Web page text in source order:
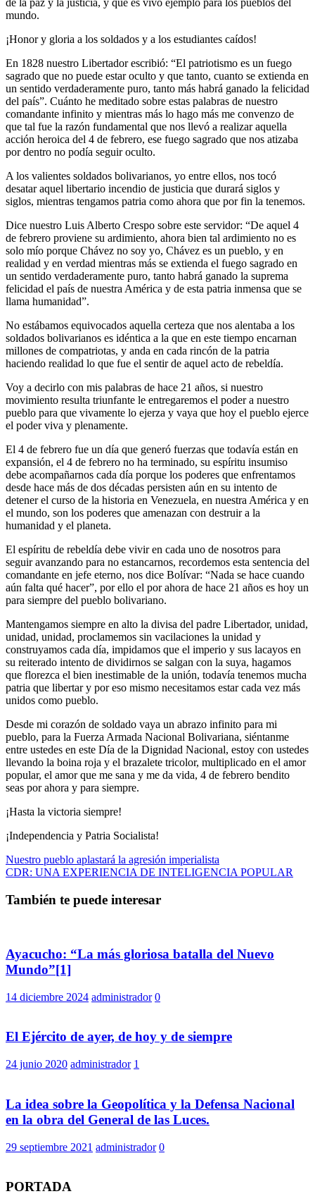
mundo.
¡Honor y gloria a los soldados y a los estudiantes caídos!
En 1828 nuestro Libertador escribió: “El patriotismo es un fuego
sagrado que no puede estar oculto y que tanto, cuanto se extienda en
un sentido verdaderamente puro, tanto más habrá ganado la felicidad
del país”. Cuánto he meditado sobre estas palabras de nuestro
comandante infinito y mientras más lo hago más me convenzo de
que tal fue la razón fundamental que nos llevó a realizar aquella
acción heroica del 4 de febrero, ese fuego sagrado que nos atizaba
por dentro no podía seguir oculto.
A los valientes soldados bolivarianos, yo entre ellos, nos tocó
desatar aquel libertario incendio de justicia que durará siglos y
siglos, mientras tengamos patria como ahora que por fin la tenemos.
Dice nuestro Luis Alberto Crespo sobre este servidor: “De aquel 4
de febrero proviene su ardimiento, ahora bien tal ardimiento no es
solo mío porque Chávez no soy yo, Chávez es un pueblo, y en
realidad y en verdad mientras más se extienda el fuego sagrado en
un sentido verdaderamente puro, tanto habrá ganado la suprema
felicidad el país de nuestra América y de esta patria inmensa que se
llama humanidad”.
No estábamos equivocados aquella certeza que nos alentaba a los
soldados bolivarianos es idéntica a la que en este tiempo encarnan
millones de compatriotas, y anda en cada rincón de la patria
haciendo realidad lo que fue el sentir de aquel acto de rebeldía.
Voy a decirlo con mis palabras de hace 21 años, si nuestro
movimiento resulta triunfante le entregaremos el poder a nuestro
pueblo para que vivamente lo ejerza y vaya que hoy el pueblo ejerce
el poder viva y plenamente.
El 4 de febrero fue un día que generó fuerzas que todavía están en
expansión, el 4 de febrero no ha terminado, su espíritu insumiso
debe acompañarnos cada día porque los poderes que enfrentamos
desde hace más de dos décadas persisten aún en su intento de
detener el curso de la historia en Venezuela, en nuestra América y en
el mundo, son los poderes que amenazan con destruir a la
humanidad y el planeta.
El espíritu de rebeldía debe vivir en cada uno de nosotros para
seguir avanzando para no estancarnos, recordemos esta sentencia del
comandante en jefe eterno, nos dice Bolívar: “Nada se hace cuando
aún falta qué hacer”, por ello el por ahora de hace 21 años es hoy un
para siempre del pueblo bolivariano.
Mantengamos siempre en alto la divisa del padre Libertador, unidad,
unidad, unidad, proclamemos sin vacilaciones la unidad y
construyamos cada día, impidamos que el imperio y sus lacayos en
su reiterado intento de dividirnos se salgan con la suya, hagamos
que florezca el bien inestimable de la unión, todavía tenemos mucha
patria que libertar y por eso mismo necesitamos estar cada vez más
unidos como pueblo.
Desde mi corazón de soldado vaya un abrazo infinito para mi
pueblo, para la Fuerza Armada Nacional Bolivariana, siéntanme
entre ustedes en este Día de la Dignidad Nacional, estoy con ustedes
llevando la boina roja y el brazalete tricolor, multiplicado en el amor
popular, el amor que me sana y me da vida, 4 de febrero bendito
seas por ahora y para siempre.
¡Hasta la victoria siempre!
¡Independencia y Patria Socialista!
Navegación
de
entradas
Nuestro pueblo aplastará la agresión imperialista
CDR: UNA EXPERIENCIA DE INTELIGENCIA POPULAR
También te puede interesar
Ayacucho: “La más gloriosa batalla del Nuevo
Mundo”[1]
14 diciembre 2024 administrador 0
El Ejército de ayer, de hoy y de siempre
24 junio 2020 administrador 1
La idea sobre la Geopolítica y la Defensa Nacional
en la obra del General de las Luces.
29 septiembre 2021 administrador 0
PORTADA